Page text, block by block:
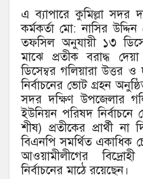
এ ব্যাপারে কুমিল্লা সদর
কর্মকর্তা মো: নাসির
তফসিল অনুযায়ী ১৩
মাঝে প্রতীক বরাদ্ধ
ডিসেম্বর গলিয়ারা উত্তর
নির্বাচনের ভোট গ্রহন
সদর দক্ষিণ উপজেলার
ইউনিয়ন পরিষদ নির্বাচনে
শীষ) প্রতীকের প্রার্থী
বিএনপি সমর্থিত একাধিক
আওয়ামীলীগের
নির্বাচনের মাঠে রয়েছেন।